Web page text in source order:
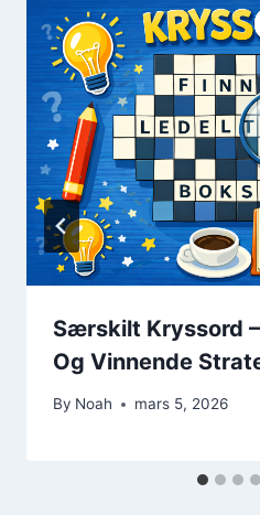
Særskilt Kryssord
Og Vinnende
By Noah mars 5, 2026